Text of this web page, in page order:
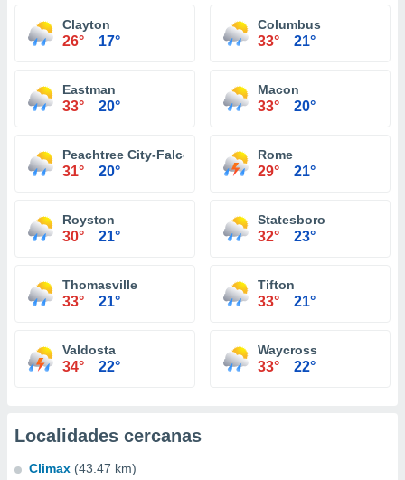
Clayton
26° 17°
Columbus
33° 21°
Eastman
33° 20°
Macon
33° 20°
Peachtree City-Falcon Field Atlanta
31° 20°
Rome
29° 21°
Royston
30° 21°
Statesboro
32° 23°
Thomasville
33° 21°
Tifton
33° 21°
Valdosta
34° 22°
Waycross
33° 22°
Localidades cercanas
Climax (43.47 km)